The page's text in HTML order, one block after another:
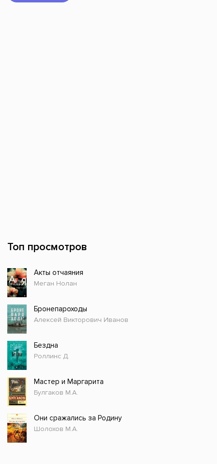
Топ просмотров
Акты отчаяния
Меган Нолан
Бронепароходы
Алексей Викторович Иванов
Бездна
Роллинс Д.
Мастер и Маргарита
Булгаков М.А.
Они сражались за Родину
Шолохов М.А.